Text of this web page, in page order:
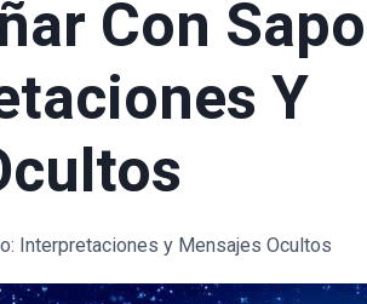
Con Sapo
Y
Interpretaciones y Mensajes Ocultos